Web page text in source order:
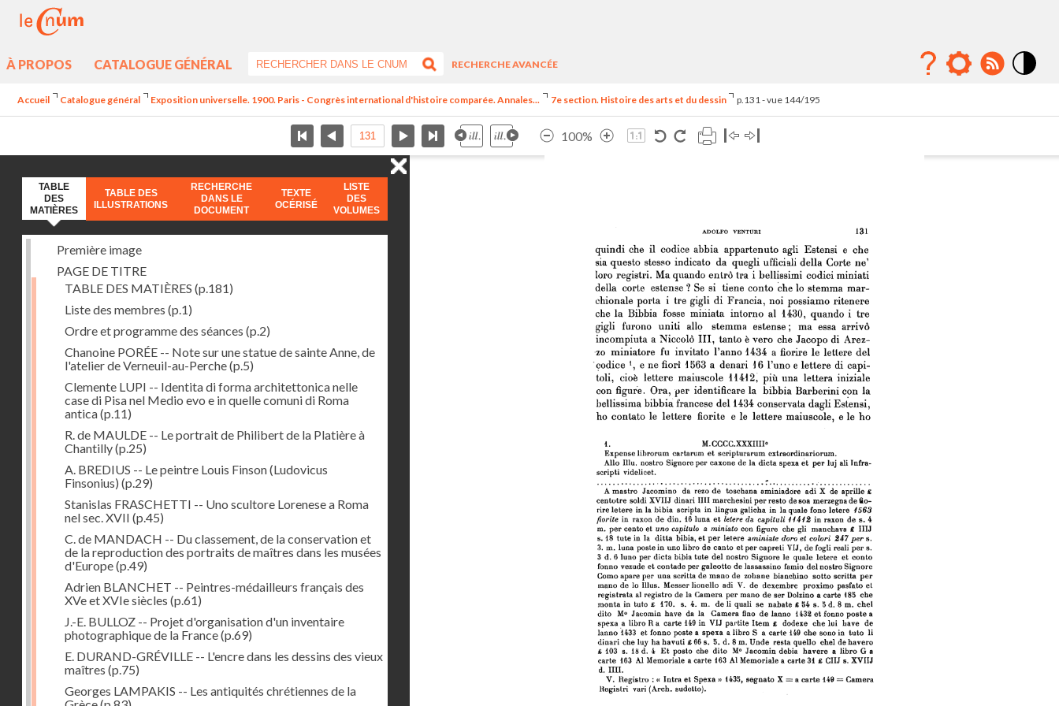
À PROPOS CATALOGUE GÉNÉRAL
RECHERCHE AVANCÉE
Accueil Catalogue général Exposition universelle. 1900. Paris - Congrès international d'histoire comparée. Annales... 7e section. Histoire des arts et du dessin p.131 - vue 144/195
100%
TABLE
DES
MATIÈRES
TABLE DES
ILLUSTRATIONS
RECHERCHE
DANS LE
DOCUMENT
TEXTE
OCÉRISÉ
LISTE
DES
VOLUMES
Première image
PAGE DE TITRE
TABLE DES MATIÈRES (p.181)
Liste des membres (p.1)
Ordre et programme des séances (p.2)
Chanoine PORÉE -- Note sur une statue de sainte Anne, de
l'atelier de Verneuil-au-Perche(p.5)
Clemente LUPI -- Identita di forma architettonica nelle
case di Pisa nel Medio evo e in quelle comuni di Roma
antica(p.11)
R. de MAULDE -- Le portrait de Philibert de la Platière à
Chantilly(p.25)
A. BREDIUS -- Le peintre Louis Finson (Ludovicus
Finsonius) (p.29)
Stanislas FRASCHETTI -- Uno scultore Lorenese a Roma
nel sec. XVII (p.45)
C. de MANDACH -- Du classement, de la conservation et
de la reproduction des portraits de maîtres dans les musées
d'Europe(p.49)
Adrien BLANCHET -- Peintres-médailleurs français des
XVe et XVIe siècles (p.61)
J.-E. BULLOZ -- Projet d'organisation d'un inventaire
photographique de la France(p.69)
E. DURAND-GRÉVILLE -- L'encre dans les dessins des vieux
maîtres (p.75)
Georges LAMPAKIS -- Les antiquités chrétiennes de la